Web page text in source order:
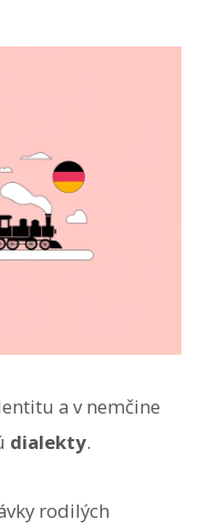
a v nemčine
dialekty.
rodilých